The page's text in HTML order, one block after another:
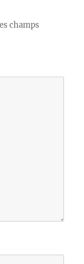
champs